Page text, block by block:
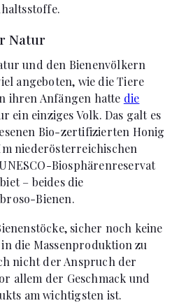
Natur
und den Bienenvölkern
angeboten, wie die Tiere
ihren Anfängen hatte die
ein einziges Volk. Das galt es
Bio-zertifizierten Honig
niederösterreichischen
Biosphärenreservat
– beides die
Bienen.
sicher noch keine
die Massenproduktion zu
nicht der Anspruch der
allem der Geschmack und
am wichtigsten ist.